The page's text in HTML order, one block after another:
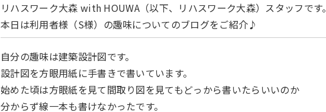
リハスワーク大森 with HOUWA（以下、リハスワーク大森）スタッフです。
本日は利用者様（S様）の趣味についてのブログをご紹介♪
自分の趣味は建築設計図です。
設計図を方眼用紙に手書きで書いています。
始めた頃は方眼紙を見て間取り図を見てもどっから書いたらいいのか
分からず線一本も書けなかったです。